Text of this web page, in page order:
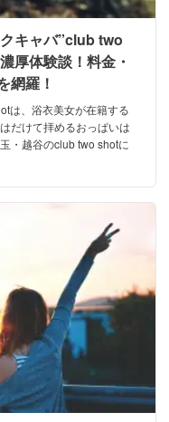
キャバ”club two
厚体験談！料金・
網羅！
は、浴衣美女が在籍する
だけて拝めるおっぱいは
・越谷のclub two shotに